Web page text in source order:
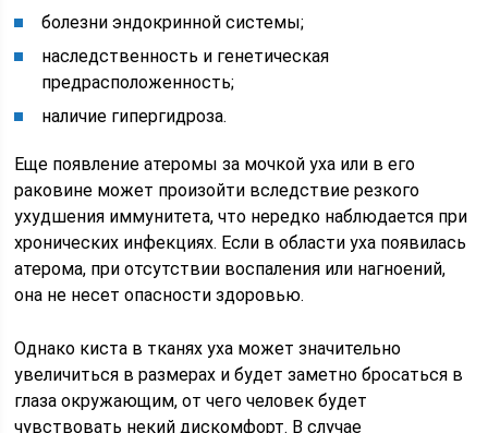
болезни эндокринной системы;
наследственность и генетическая
предрасположенность;
наличие гипергидроза.
Еще появление атеромы за мочкой уха или в его
раковине может произойти вследствие резкого
ухудшения иммунитета, что нередко наблюдается при
хронических инфекциях. Если в области уха появилась
атерома, при отсутствии воспаления или нагноений,
она не несет опасности здоровью.
Однако киста в тканях уха может значительно
увеличиться в размерах и будет заметно бросаться в
глаза окружающим, от чего человек будет
чувствовать некий дискомфорт. В случае